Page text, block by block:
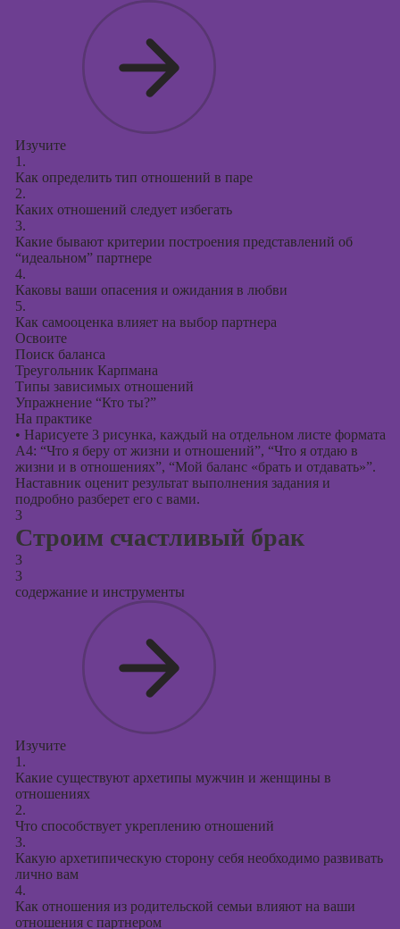
Изучите
1.
Как определить тип отношений в паре
2.
Каких отношений следует избегать
3.
Какие бывают критерии построения представлений об
“идеальном” партнере
4.
Каковы ваши опасения и ожидания в любви
5.
Как самооценка влияет на выбор партнера
Освоите
Поиск баланса
Треугольник Карпмана
Типы зависимых отношений
Упражнение “Кто ты?”
На практике
• Нарисуете 3 рисунка, каждый на отдельном листе формата
А4: “Что я беру от жизни и отношений”, “Что я отдаю в
жизни и в отношениях”, “Мой баланс «брать и отдавать»”.
Наставник оценит результат выполнения задания и
подробно разберет его с вами.
3
Строим счастливый брак
3
3
содержание и инструменты
Изучите
1.
Какие существуют архетипы мужчин и женщины в
отношениях
2.
Что способствует укреплению отношений
3.
Какую архетипическую сторону себя необходимо развивать
лично вам
4.
Как отношения из родительской семьи влияют на ваши
отношения с партнером